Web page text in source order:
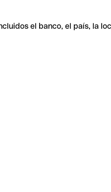
el banco, el país, la